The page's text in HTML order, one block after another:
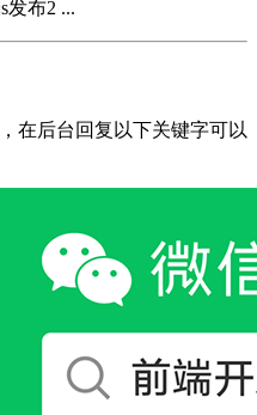
发布2 ...
在后台回复以下关键字可以